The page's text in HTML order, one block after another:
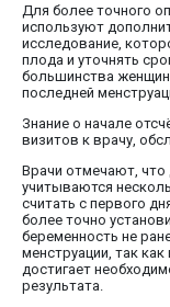
Для более точного
используют
исследование,
плода и уточнять
большинства
последней
Знание о начале
визитов к врачу,
Врачи отмечают, что
учитываются
считать с первого
более точно
беременность не
менструации, так
достигает
результата.